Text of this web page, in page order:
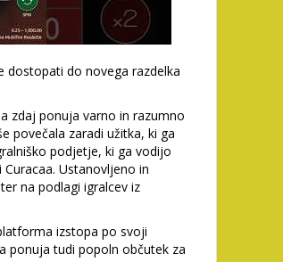
dostopati do novega razdelka
zdaj ponuja varno in razumno
povečala zaradi užitka, ki ga
podjetje, ki ga vodijo
Ustanovljeno in
na podlagi igralcev iz
izstopa po svoji
ponuja tudi popoln občutek za